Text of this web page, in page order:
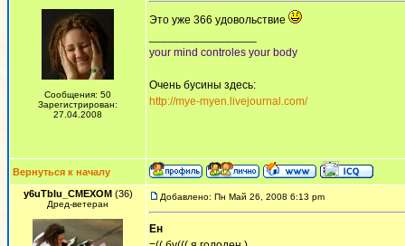
Сообщения: 50
Зарегистрирован:
27.04.2008
Это уже 366 удовольствие
your mind controles your body
Очень бусины здесь:
http://mye-myen.livejournal.com/
Вернуться к началу
y6uTbIu_CMEXOM(36)
Дред-ветеран
Добавлено: Пн Май 26, 2008 6:13 pm
Ен